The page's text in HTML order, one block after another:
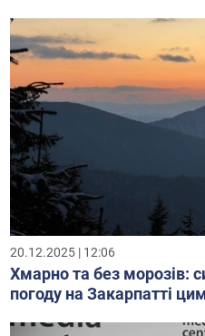
20.12.2025 | 12:06
Хмарно та без морозів:
погоду на Закарпатті